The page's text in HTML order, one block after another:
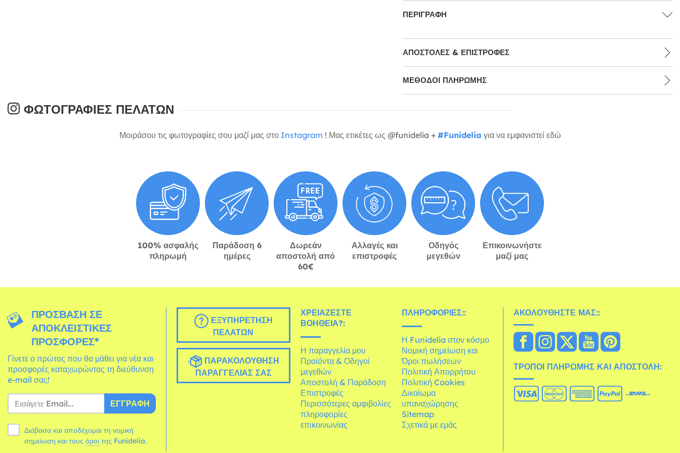
ΠΕΡΙΓΡΑΦΉ
ΑΠΟΣΤΟΛΈΣ & ΕΠΙΣΤΡΟΦΈΣ
ΜΕΘΌΔΟΙ ΠΛΗΡΩΜΉΣ
ΦΩΤΟΓΡΑΦΊΕΣ ΠΕΛΑΤΏΝ
Μοιράσου τις φωτογραφίες σου μαζί μας στο Instagram ! Μας ετικέτες ως @funidelia + #Funidelia για να εμφανιστεί εδώ
100% ασφαλής
πληρωμή
Παράδοση 6
ημέρες
Δωρεάν
αποστολή από
60€
Αλλαγές και
επιστροφές
Οδηγός
μεγεθών
Επικοινωνήστε
μαζί μας
ΠΡΌΣΒΑΣΗ ΣΕ
ΑΠΟΚΛΕΙΣΤΙΚΈΣ
ΠΡΟΣΦΟΡΈΣ*
Γίνετε ο πρώτος που θα μάθει για νέα και
προσφορές καταχωρώντας τη διεύθυνση
e-mail σας!
ΕΓΓΡΑΦΉ
Διάβασα και αποδέχομαι τη νομική
σημείωση και τους όροι της Funidelia.
ΕΞΥΠΗΡΈΤΗΣΗ
ΠΕΛΑΤΏΝ
ΠΑΡΑΚΟΛΟΎΘΗΣΗ
ΠΑΡΑΓΓΕΛΊΑΣ ΣΑΣ
ΧΡΕΙΆΖΕΣΤΕ
ΒΟΉΘΕΙΑ?:
Η παραγγελία μου
Προϊόντα & Οδηγοί
μεγεθών
Αποστολή & Παράδοση
Επιστροφές
Περισσότερες αμφιβολίες
πληροφορίες
επικοινωνίας
ΠΛΗΡΟΦΟΡΊΕΣ::
Η Funidelia στον κόσμο
Νομική σημείωση και
Όροι πωλήσεων
Πολιτική Απορρήτου
Πολιτική Cookies
Δικαίωμα
υπαναχώρησης
Sitemap
Σχετικά με εμάς
ΑΚΟΛΟΥΘΉΣΤΕ ΜΑΣ::
ΤΡΌΠΟΙ ΠΛΗΡΩΜΉΣ ΚΑΙ ΑΠΟΣΤΟΛΉ: